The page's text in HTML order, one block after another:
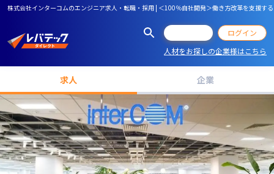
株式会社インターコムのエンジニア求人・転職・採用 | ＜100％自社開発＞働き方改革を支援
ログイン
人材をお探しの企業様はこちら
求人 企業